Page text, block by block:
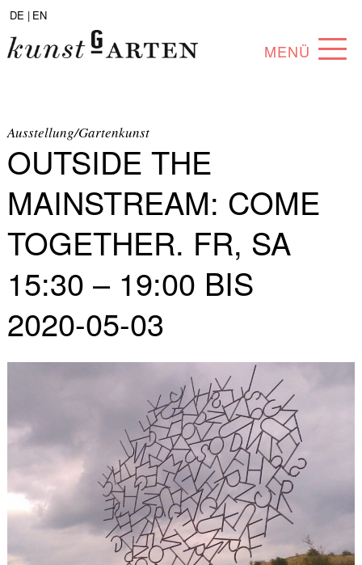
DE | EN
MENÜ
ABOUT
COLLECTION
ARTISTS
PARTNERS
ANGEBOTE
Ausstellung/Gartenkunst
OUTSIDE THE
MAINSTREAM: COME
TOGETHER. FR, SA
15:30 – 19:00 BIS
2020-05-03